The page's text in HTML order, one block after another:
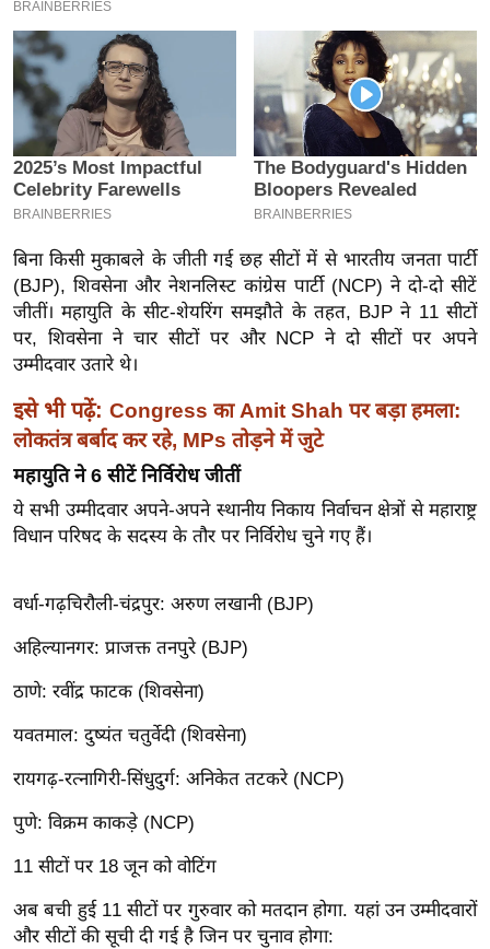
2
0
2
6
क्रा
इ
म
ई
-
पे
प
र
मि
सा
ल
बे
मि
सा
श
ख्सि
य
त
यं
इं
डि
या
सा
हि
त्य
बिना किसी मुकाबले के जीती गई छह सीटों में से भारतीय जनता पार्टी
(BJP), शिवसेना और नेशनलिस्ट कांग्रेस पार्टी (NCP) ने दो-दो सीटें
जीतीं। महायुति के सीट-शेयरिंग समझौते के तहत, BJP ने 11 सीटों
पर, शिवसेना ने चार सीटों पर और NCP ने दो सीटों पर अपने
उम्मीदवार उतारे थे।
इसे भी पढ़ें: Congress का Amit Shah पर बड़ा हमला:
लोकतंत्र बर्बाद कर रहे, MPs तोड़ने में जुटे
महायुति ने 6 सीटें निर्विरोध जीतीं
ये सभी उम्मीदवार अपने-अपने स्थानीय निकाय निर्वाचन क्षेत्रों से महाराष्ट्र
विधान परिषद के सदस्य के तौर पर निर्विरोध चुने गए हैं।
वर्धा-गढ़चिरौली-चंद्रपुर: अरुण लखानी (BJP)
अहिल्यानगर: प्राजक्त तनपुरे (BJP)
ठाणे: रवींद्र फाटक (शिवसेना)
यवतमाल: दुष्यंत चतुर्वेदी (शिवसेना)
रायगढ़-रत्नागिरी-सिंधुदुर्ग: अनिकेत तटकरे (NCP)
पुणे: विक्रम काकड़े (NCP)
11 सीटों पर 18 जून को वोटिंग
अब बची हुई 11 सीटों पर गुरुवार को मतदान होगा. यहां उन उम्मीदवारों
और सीटों की सूची दी गई है जिन पर चुनाव होगा: